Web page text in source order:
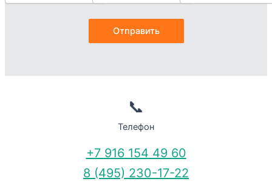
📞
Телефон
+7 916 154 49 60
8 (495) 230-17-22